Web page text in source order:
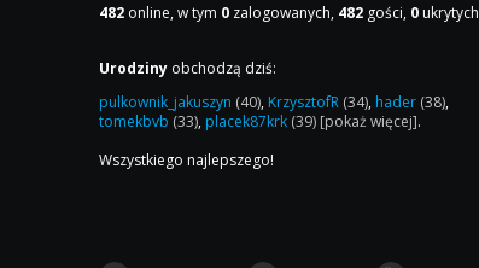
482 online, w tym 0 zalogowanych, 482 gości, 0 ukrytych
Urodziny obchodzą dziś:
pulkownik_jakuszyn (40), KrzysztofR (34), hader (38),
tomekbvb (33), placek87krk (39) [pokaż więcej].
Wszystkiego najlepszego!